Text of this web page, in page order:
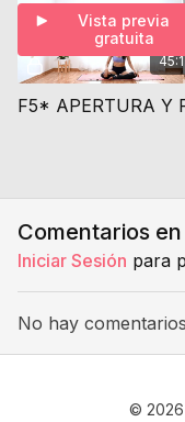
Vista previa
gratuita
Comentarios
Iniciar Sesión para
No hay
© 2026